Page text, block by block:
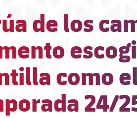
de los
como
24/